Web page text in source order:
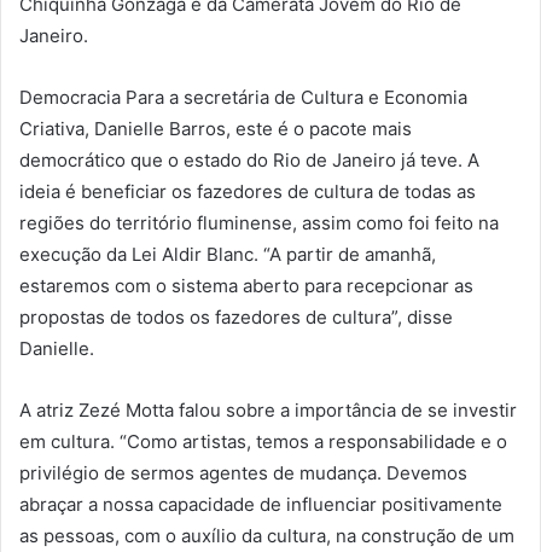
Janeiro.
Democracia Para a secretária de Cultura e Economia
Criativa, Danielle Barros, este é o pacote mais
democrático que o estado do Rio de Janeiro já teve. A
ideia é beneficiar os fazedores de cultura de todas as
regiões do território fluminense, assim como foi feito na
execução da Lei Aldir Blanc. “A partir de amanhã,
estaremos com o sistema aberto para recepcionar as
propostas de todos os fazedores de cultura”, disse
Danielle.
A atriz Zezé Motta falou sobre a importância de se investir
em cultura. “Como artistas, temos a responsabilidade e o
privilégio de sermos agentes de mudança. Devemos
abraçar a nossa capacidade de influenciar positivamente
as pessoas, com o auxílio da cultura, na construção de um